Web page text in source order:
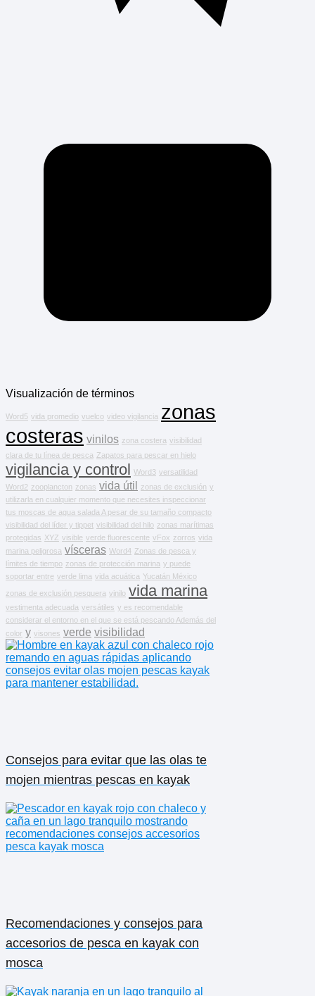
Visualización de términos
Word5 vida promedio vuelco video vigilancia zonas
costeras vinilos zona costera visibilidad
clara de tu línea de pesca Zapatos para pescar en hielo
vigilancia y control Word3 versatilidad
Word2 zooplancton zonas vida útil zonas de exclusión y
utilizarla en cualquier momento que necesites inspeccionar
tus moscas de agua salada A pesar de su tamaño compacto
visibilidad del líder y tippet visibilidad del hilo zonas marítimas
protegidas XYZ visible verde fluorescente vFox zorros vida
marina peligrosa vísceras Word4 Zonas de pesca y
límites de tiempo zonas de protección marina y puede
soportar entre verde lima vida acuática Yucatán México
zonas de exclusión pesquera vinilo vida marina
vestimenta adecuada versátiles y es recomendable
considerar el entorno en el que se está pescando Además del
color y visones verde visibilidad
Consejos para evitar que las olas te
mojen mientras pescas en kayak
Recomendaciones y consejos para
accesorios de pesca en kayak con
mosca